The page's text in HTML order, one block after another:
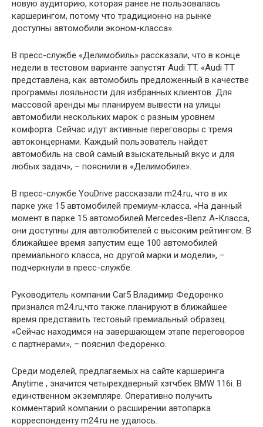
новую аудиторию, которая ранее не пользовалась
каршерингом, потому что традиционно на рынке
доступны автомобили эконом-класса».
В пресс-службе «Делимобиль» рассказали, что в конце
недели в тестовом варианте запустят Audi TT. «Audi ТТ
представлена, как автомобиль предложенный в качестве
программы лояльности для избранных клиентов. Для
массовой аренды мы планируем вывести на улицы
автомобили нескольких марок с разным уровнем
комфорта. Сейчас идут активные переговоры с тремя
автоконцернами. Каждый пользователь найдет
автомобиль на свой самый взыскательный вкус и для
любых задач», – пояснили в «Делимобиле».
В пресс-службе YouDrive рассказали m24.ru, что в их
парке уже 15 автомобилей премиум-класса. «На данный
момент в парке 15 автомобилей Mercedes-Benz A-Класса,
они доступны для автолюбителей с высоким рейтингом. В
ближайшее время запустим еще 100 автомобилей
премиального класса, но другой марки и модели», –
подчеркнули в пресс-службе.
Руководитель компании Car5 Владимир Федоренко
признался m24.ru,что также планируют в ближайшее
время представить тестовый премиальный образец.
«Сейчас находимся на завершающем этапе переговоров
с партнерами», – пояснил Федоренко.
Среди моделей, предлагаемых на сайте каршеринга
Anytime , значится четырехдверный хэтчбек BMW 116i. В
единственном экземпляре. Оперативно получить
комментарий компании о расширении автопарка
корреспонденту m24.ru не удалось.